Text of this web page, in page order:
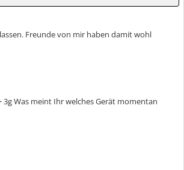
Freunde von mir haben damit wohl
Was meint Ihr welches Gerät momentan